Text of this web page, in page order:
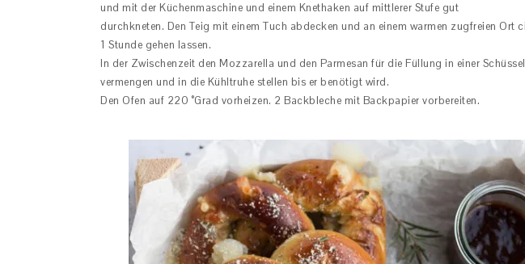
und mit der Küchenmaschine und einem Knethaken auf mittlerer Stufe gut
durchkneten. Den Teig mit einem Tuch abdecken und an einem warmen zugfreien Ort
1 Stunde gehen lassen.
In der Zwischenzeit den Mozzarella und den Parmesan für die Füllung in einer Schüssel
vermengen und in die Kühltruhe stellen bis er benötigt wird.
Den Ofen auf 220 °Grad vorheizen. 2 Backbleche mit Backpapier vorbereiten.